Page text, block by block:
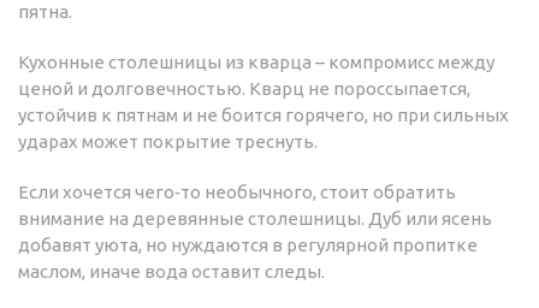
пятна.
Кухонные столешницы из кварца – компромисс между
ценой и долговечностью. Кварц не пороссыпается,
устойчив к пятнам и не боится горячего, но при сильных
ударах может покрытие треснуть.
Если хочется чего‑то необычного, стоит обратить
внимание на деревянные столешницы. Дуб или ясень
добавят уюта, но нуждаются в регулярной пропитке
маслом, иначе вода оставит следы.